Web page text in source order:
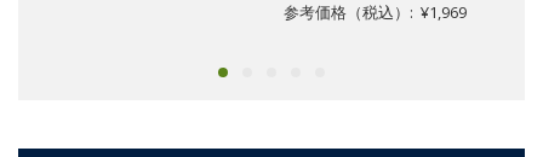
参考価格（税込）: ¥1,969